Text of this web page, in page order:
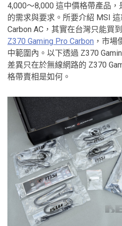
4,000～8,000 這中價格帶產品
的需求與要求。所要介紹 MSI
Carbon AC，其實在台灣只能買
Z370 Gaming Pro Carbon ，市場
中範圍內。以下透過 Z370
差異只在於無線網路的 Z370
格帶賣相是如何。